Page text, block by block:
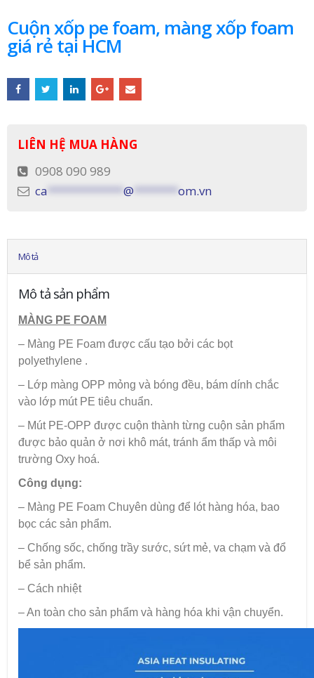
Cuộn xốp pe foam, màng xốp foam
giá rẻ tại HCM
LIÊN HỆ MUA HÀNG
0908 090 989
ca
@ om.vn
Mô tả
Mô tả sản phẩm
MÀNG PE FOAM
– Màng PE Foam được cấu tạo bởi các bọt
polyethylene .
– Lớp màng OPP mỏng và bóng đều, bám dính chắc
vào lớp mút PE tiêu chuẩn.
– Mút PE-OPP được cuộn thành từng cuộn sản phẩm
được bảo quản ở nơi khô mát, tránh ẩm thấp và môi
trường Oxy hoá.
Công dụng:
– Màng PE Foam Chuyên dùng để lót hàng hóa, bao
bọc các sản phẩm.
– Chống sốc, chống trầy sước, sứt mẻ, va chạm và đổ
bể sản phẩm.
– Cách nhiệt
– An toàn cho sản phẩm và hàng hóa khi vận chuyển.